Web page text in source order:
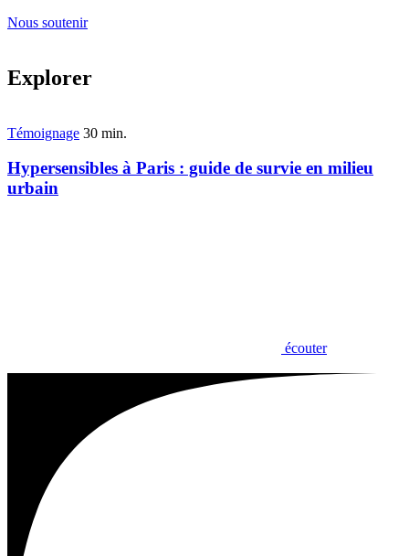
Nous soutenir
Explorer
Témoignage 30 min.
Hypersensibles à Paris : guide de survie en milieu
urbain
écouter